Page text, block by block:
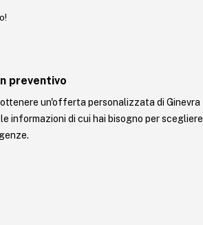
preventivo
un'offerta personalizzata di
di cui hai bisogno per